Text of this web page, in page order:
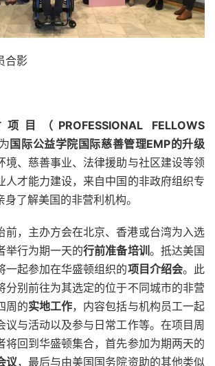
合影
目（PROFESSIONAL FELLOWS
国际公益学院国际慈善管理EMP的升级
境、慈善事业、法律援助与社区建设等领
人才能力建设，来自中国的非政府组织专
了解美国的非营利机构。
前，主办方会在北京、香港或台湾为入选
举行为期一天的行前准备培训 。抵达美国
一起参加在华盛顿组织的项目介绍会。此
分别前往为其选定的位于不同城市的非营
周的实地工作，内容包括与机构员工一起
议与活动以及参与日常工作等。在项目周
将回到华盛顿集合，首先参加为期两天的
议，最后与由美国国务院资助的其他类似